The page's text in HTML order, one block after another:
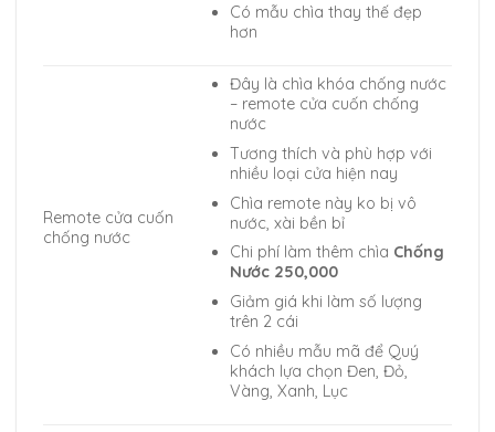
Có mẫu chìa thay thế đẹp
hơn
Remote cửa cuốn
chống nước
Đây là chìa khóa chống nước
– remote cửa cuốn chống
nước
Tương thích và phù hợp với
nhiều loại cửa hiện nay
Chìa remote này ko bị vô
nước, xài bền bỉ
Chi phí làm thêm chìa Chống
Nước 250,000
Giảm giá khi làm số lượng
trên 2 cái
Có nhiều mẫu mã để Quý
khách lựa chọn Đen, Đỏ,
Vàng, Xanh, Lục